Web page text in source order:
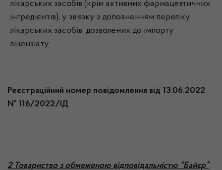
лікарських засобів (крім активних фармацевтичних
інгредієнтів), у зв’язку з доповненням переліку
лікарських засобів, дозволених до імпорту
ліцензіату.
Реєстраційний номер повідомлення від 13.06.2022
№ 116/2022/ІД
2 Товариство з обмеженою відповідальністю “Байєр”